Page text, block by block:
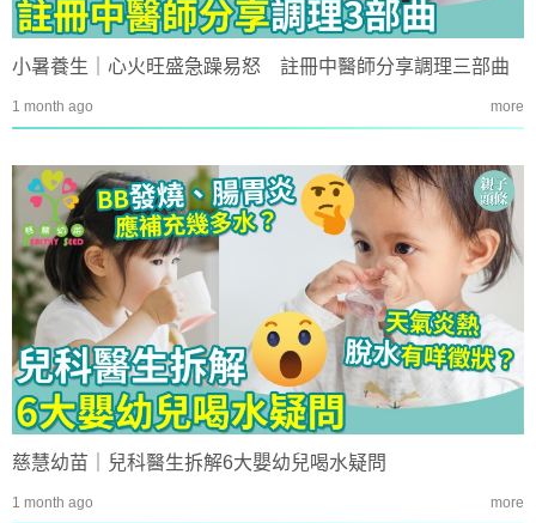
小暑養生｜心火旺盛急躁易怒 註冊中醫師分享調理三部曲
1 month ago more
慈慧幼苗｜兒科醫生拆解6大嬰幼兒喝水疑問
1 month ago more